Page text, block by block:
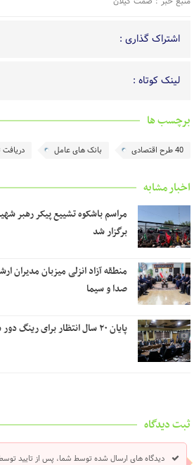
اشتراک گذاری :
لینک کوتاه :
برچسب ها
40 طرح اقتصادی بانک های عامل
اخبار مشابه
مراسم باشکوه تشییع پیکر رهبر
برگزار شد
منطقه آزاد انزلی میزبان
صدا و سیما
پایان ۲۰ سال انتظار برای رینگ دور شهر رشت
ثبت دیدگاه
دیدگاه های ارسال شده توسط شما، پس از تایید